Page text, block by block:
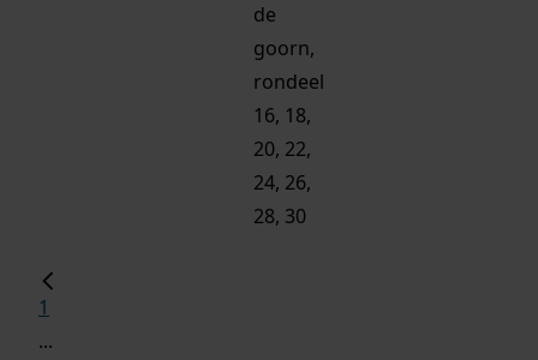
de
goorn,
rondeel
16, 18,
20, 22,
24, 26,
28, 30
1
...